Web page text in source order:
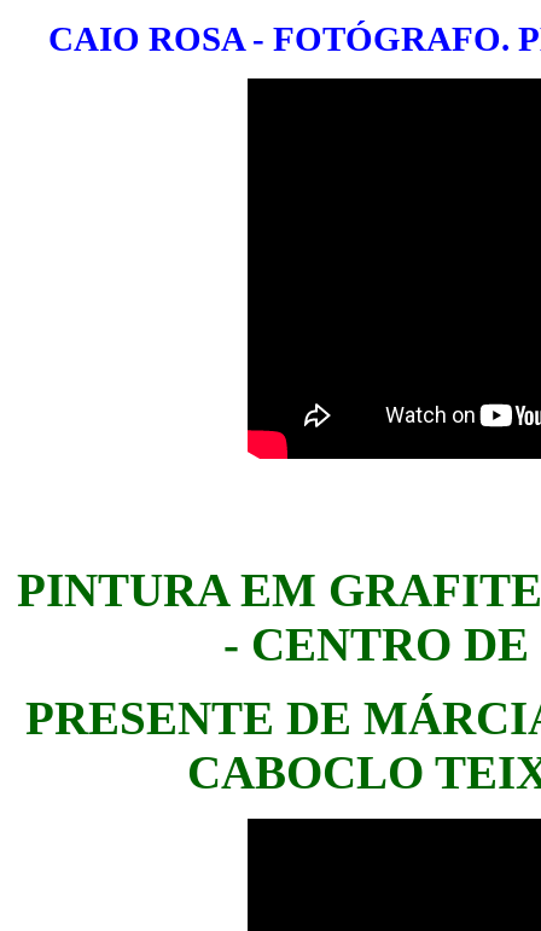
CAIO ROSA - FOTÓGRAFO.
PINTURA EM
- CENTRO
PRESENTE DE
CABOCLO